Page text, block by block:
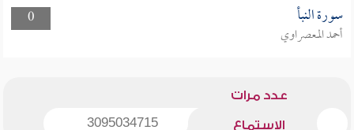
0
سورة النبأ
أحمد المعصراوي
عدد مرات
الاستماع 3095034715